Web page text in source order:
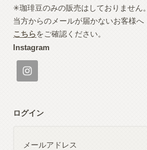
✳︎珈琲豆のみの販売はしておりません。
当方からのメールが届かないお客様へ
こちらをご確認ください。
Instagram
ログイン
メールアドレス